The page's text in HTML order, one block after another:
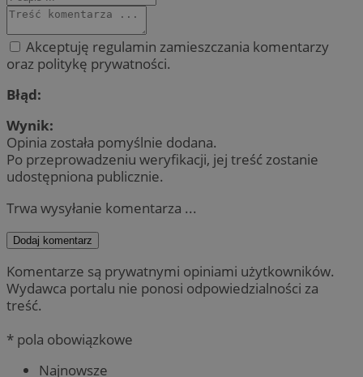
Akceptuję regulamin zamieszczania komentarzy
oraz politykę prywatności.
Błąd:
Wynik:
Opinia została pomyślnie dodana.
Po przeprowadzeniu weryfikacji, jej treść zostanie
udostępniona publicznie.
Trwa wysyłanie komentarza ...
Dodaj komentarz
Komentarze są prywatnymi opiniami użytkowników.
Wydawca portalu nie ponosi odpowiedzialności za
treść.
* pola obowiązkowe
Najnowsze